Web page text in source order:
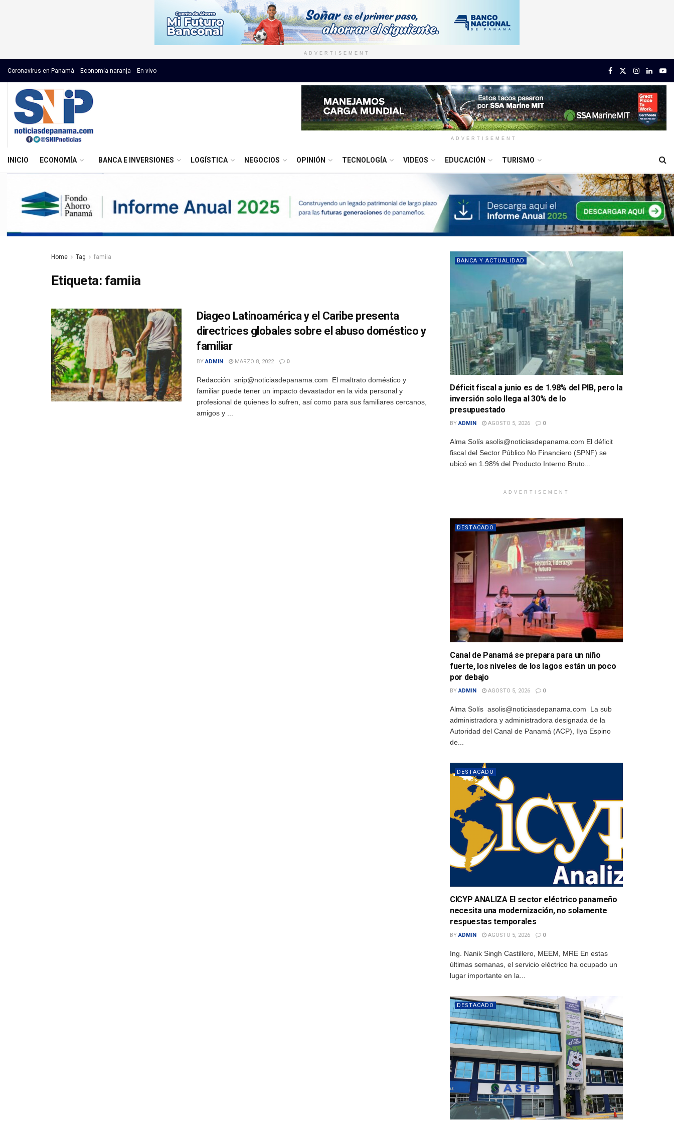
ADVERTISEMENT
Coronavirus en Panamá Economía naranja En vivo
ADVERTISEMENT
INICIO ECONOMÍA BANCA E INVERSIONES LOGÍSTICA NEGOCIOS OPINIÓN TECNOLOGÍA VIDEOS EDUCACIÓN TURISMO
Home Tag famiia
Etiqueta: famiia
Diageo Latinoamérica y el Caribe presenta
directrices globales sobre el abuso doméstico y
familiar
BY ADMIN MARZO 8, 2022 0
Redacción snip@noticiasdepanama.com El maltrato doméstico y
familiar puede tener un impacto devastador en la vida personal y
profesional de quienes lo sufren, así como para sus familiares cercanos,
amigos y ...
BANCA Y ACTUALIDAD
Déficit fiscal a junio es de 1.98% del PIB, pero la
inversión solo llega al 30% de lo
presupuestado
BY ADMIN AGOSTO 5, 2026 0
Alma Solís asolis@noticiasdepanama.com El déficit
fiscal del Sector Público No Financiero (SPNF) se
ubicó en 1.98% del Producto Interno Bruto...
ADVERTISEMENT
DESTACADO
Canal de Panamá se prepara para un niño
fuerte, los niveles de los lagos están un poco
por debajo
BY ADMIN AGOSTO 5, 2026 0
Alma Solís asolis@noticiasdepanama.com La sub
administradora y administradora designada de la
Autoridad del Canal de Panamá (ACP), Ilya Espino
de...
DESTACADO
CICYP ANALIZA El sector eléctrico panameño
necesita una modernización, no solamente
respuestas temporales
BY ADMIN AGOSTO 5, 2026 0
Ing. Nanik Singh Castillero, MEEM, MRE En estas
últimas semanas, el servicio eléctrico ha ocupado un
lugar importante en la...
DESTACADO